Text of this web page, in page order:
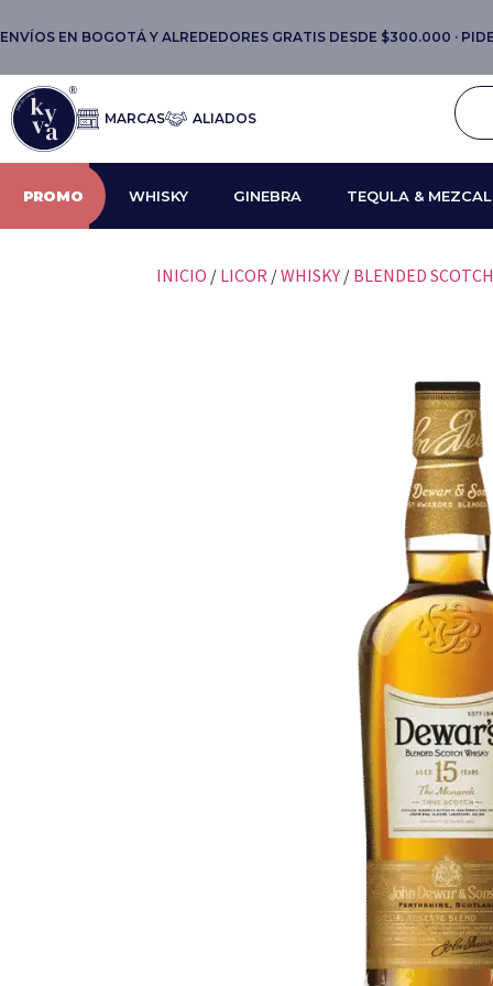
ENVÍOS EN BOGOTÁ Y ALREDEDORES GRATIS DESDE $300.000 ·
MARCAS ALIADOS
PROMO WHISKY GINEBRA TEQULA & MEZCAL
INICIO / LICOR /WHISKY / BLENDED